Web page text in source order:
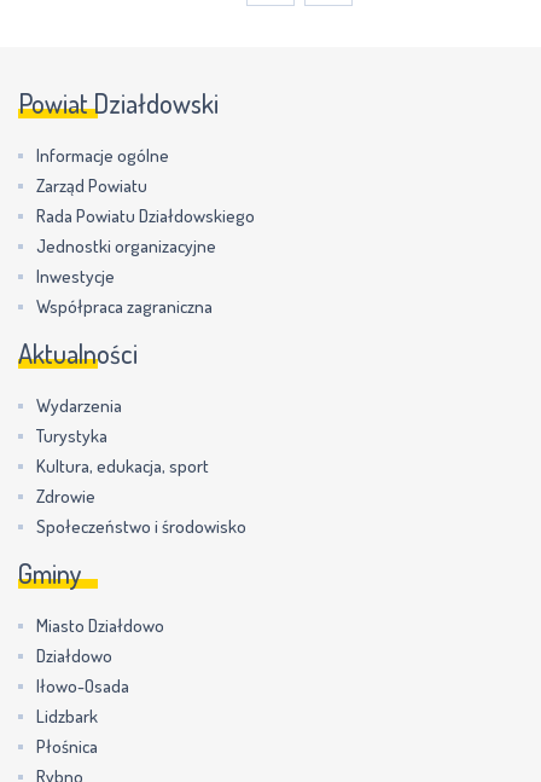
Powiat Działdowski
Informacje ogólne
Zarząd Powiatu
Rada Powiatu Działdowskiego
Jednostki organizacyjne
Inwestycje
Współpraca zagraniczna
Aktualności
Wydarzenia
Turystyka
Kultura, edukacja, sport
Zdrowie
Społeczeństwo i środowisko
Gminy
Miasto Działdowo
Działdowo
Iłowo-Osada
Lidzbark
Płośnica
Rybno